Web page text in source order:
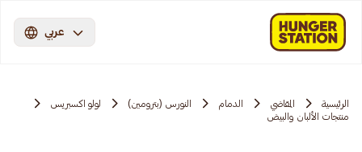
عربي
الرئيسية المقاضي الدمام النورس (بترومين)
لولو اكسبريس
منتجات الألبان والبيض